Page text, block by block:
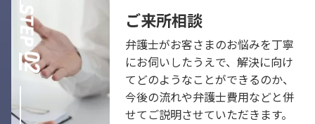
ご来所相談
弁護士がお客さまのお悩みを丁寧
にお伺いしたうえで、解決に向け
てどのようなことができるのか、
今後の流れや弁護士費用などと併
せてご説明させていただきます。